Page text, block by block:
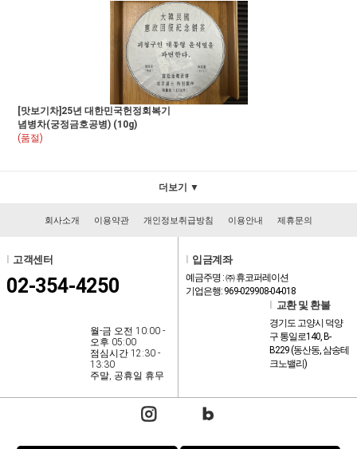
[맛보기차]25년 대한민국헌정회복기
념병차(궁정금호공병) (10g)
(품절)
더보기 ▼
회사소개 이용약관 개인정보취급방침 이용안내 제휴문의
고객센터
02-354-4250
월-금 오전 10:00 -
오후 05:00
점심시간 12:30 -
13:30
주말, 공휴일 휴무
입금계좌
예금주명 : ㈜ 휴코퍼레이션
기업은행: 969-029908-04-018
교환 및 환불
경기도 고양시 덕양
구 통일로140, B-
B229 (동산동, 삼송테
크노밸리)